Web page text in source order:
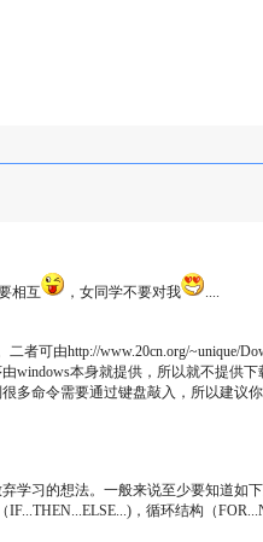
相互 ，女同学不要对我 ....
者可由http://www.20cn.org/~unique/
windows本身就提供，所以就不提供下
多命令需要通过键盘敲入，所以建
学习的想法。一般来说至少要知道如下
，循环结构（